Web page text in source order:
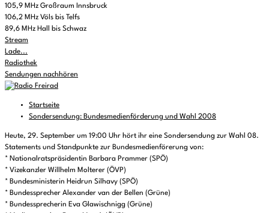
105,9 MHz Großraum Innsbruck
106,2 MHz Völs bis Telfs
89,6 MHz Hall bis Schwaz
Stream
Lade...
Radiothek
Sendungen nachhören
Startseite
Sondersendung: Bundesmedienförderung und Wahl 2008
Heute, 29. September um 19:00 Uhr hört ihr eine Sondersendung zur Wahl 08.
Statements und Standpunkte zur Bundesmedienförerung von:
* Nationalratspräsidentin Barbara Prammer (SPÖ)
* Vizekanzler Willhelm Molterer (ÖVP)
* Bundesministerin Heidrun Silhavy (SPÖ)
* Bundessprecher Alexander van der Bellen (Grüne)
* Bundessprecherin Eva Glawischnigg (Grüne)